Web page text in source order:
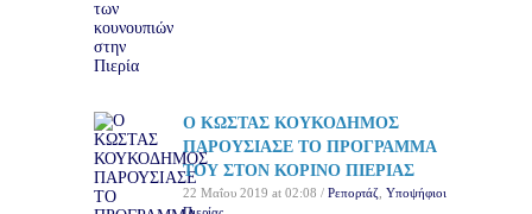
Ο ΚΩΣΤΑΣ ΚΟΥΚΟΔΗΜΟΣ
ΠΑΡΟΥΣΙΑΣΕ ΤΟ ΠΡΟΓΡΑΜΜΑ
ΤΟΥ ΣΤΟΝ ΚΟΡΙΝΟ ΠΙΕΡΙΑΣ
22 Μαΐου 2019 at 02:08 / Ρεπορτάζ Υποψήφιοι